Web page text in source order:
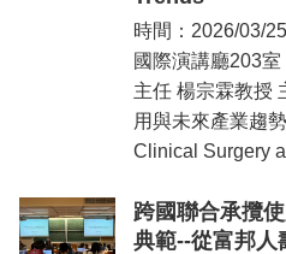
時間：2026/03/
國際演講廳203
主任 楊宗霖教授
用與未來產業趨
Clinical Surgery
跨國聯合承攬
典範--從富邦人